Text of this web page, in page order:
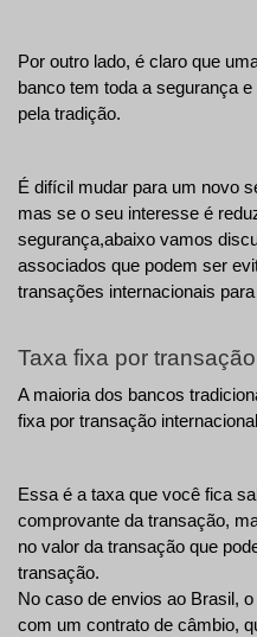
Por outro lado, é claro que
banco tem toda a segurança
pela tradição.
É difícil mudar para um novo
mas se o seu interesse é
segurança,abaixo vamos
associados que podem ser
transações internacionais
Taxa fixa por
A maioria dos bancos
fixa por transação
Essa é a taxa que você fica
comprovante da transação,
no valor da transação que
transação.
No caso de envios ao Brasil,
com um contrato de câmbio,